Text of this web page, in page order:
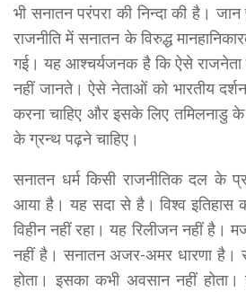
भी सनातन परंपरा की निन्दा की है।
राजनीति में सनातन के विरुद्ध
गई। यह आश्चर्यजनक है कि ऐसे राजनेता
नहीं जानते। ऐसे नेताओं को भारतीय
करना चाहिए और इसके लिए तमिलनाडु के
के ग्रन्थ पढ़ने चाहिए।
सनातन धर्म किसी राजनीतिक दल के
आया है। यह सदा से है। विश्व इतिहास
विहीन नहीं रहा। यह रिलीजन नहीं है।
नहीं है। सनातन अजर-अमर धारणा है।
होता। इसका कभी अवसान नहीं